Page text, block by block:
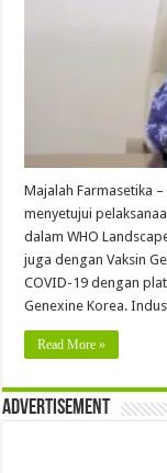
Majalah Farmasetika
menyetujui
dalam WHO
juga dengan Vaksin
COVID-19 dengan
Genexine Korea.
Read More »
Advertisement